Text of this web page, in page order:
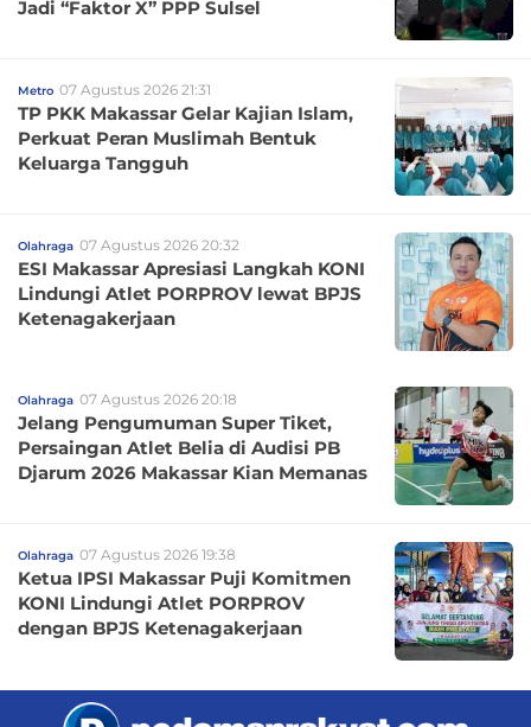
Jadi “Faktor X” PPP Sulsel
Metro 07 Agustus 2026 21:31
TP PKK Makassar Gelar Kajian Islam,
Perkuat Peran Muslimah Bentuk
Keluarga Tangguh
Olahraga 07 Agustus 2026 20:32
ESI Makassar Apresiasi Langkah KONI
Lindungi Atlet PORPROV lewat BPJS
Ketenagakerjaan
Olahraga 07 Agustus 2026 20:18
Jelang Pengumuman Super Tiket,
Persaingan Atlet Belia di Audisi PB
Djarum 2026 Makassar Kian Memanas
Olahraga 07 Agustus 2026 19:38
Ketua IPSI Makassar Puji Komitmen
KONI Lindungi Atlet PORPROV
dengan BPJS Ketenagakerjaan